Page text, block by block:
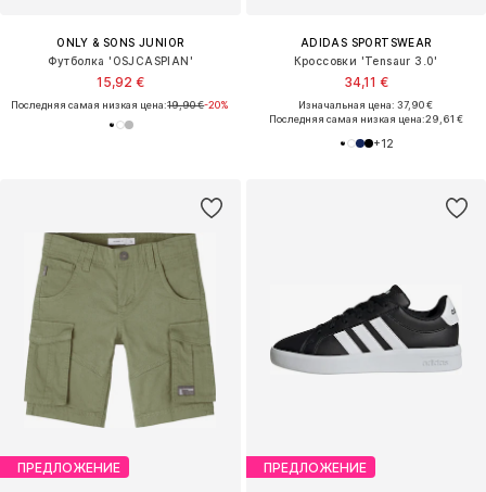
ONLY & SONS JUNIOR
Футболка 'OSJCASPIAN'
15,92 €
Последняя самая низкая цена:19,90 €-20%
ADIDAS SPORTSWEAR
Кроссовки 'Tensaur 3.0'
34,11 €
Изначальная цена: 37,90 €
Последняя самая низкая цена:29,61 €
+12
ПРЕДЛОЖЕНИЕ ПРЕДЛОЖЕНИЕ